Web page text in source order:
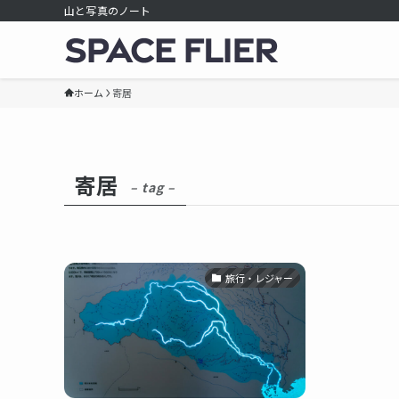
山と写真のノート
ホーム 寄居
寄居 – tag –
旅行・レジャー